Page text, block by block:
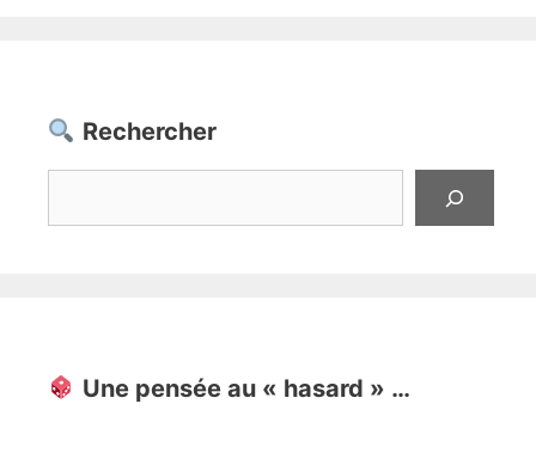
Rechercher
Une pensée au « hasard » …